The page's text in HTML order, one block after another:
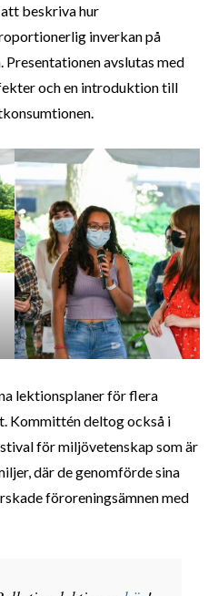
beskriva hur
inverkan på
avslutas med
och en introduktion till
lektionsplaner för flera
Kommittén deltog också i
för miljövetenskap som är
där de genomförde sina
föroreningsämnen med